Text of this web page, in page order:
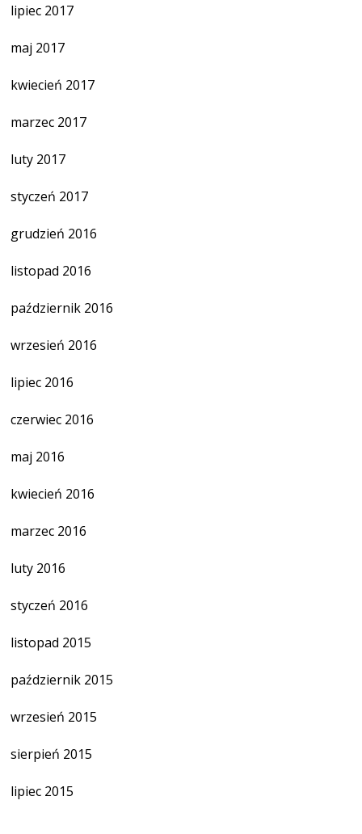
lipiec 2017
maj 2017
kwiecień 2017
marzec 2017
luty 2017
styczeń 2017
grudzień 2016
listopad 2016
październik 2016
wrzesień 2016
lipiec 2016
czerwiec 2016
maj 2016
kwiecień 2016
marzec 2016
luty 2016
styczeń 2016
listopad 2015
październik 2015
wrzesień 2015
sierpień 2015
lipiec 2015